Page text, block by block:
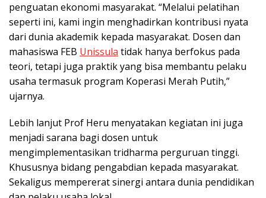
penguatan ekonomi masyarakat. “Melalui pelatihan
seperti ini, kami ingin menghadirkan kontribusi nyata
dari dunia akademik kepada masyarakat. Dosen dan
mahasiswa FEB Unissula tidak hanya berfokus pada
teori, tetapi juga praktik yang bisa membantu pelaku
usaha termasuk program Koperasi Merah Putih,”
ujarnya.
Lebih lanjut Prof Heru menyatakan kegiatan ini juga
menjadi sarana bagi dosen untuk
mengimplementasikan tridharma perguruan tinggi.
Khususnya bidang pengabdian kepada masyarakat.
Sekaligus mempererat sinergi antara dunia pendidikan